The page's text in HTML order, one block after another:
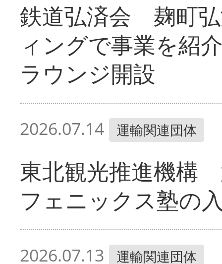
鉄道弘済会 麹町
ィングで事業を紹
ラウンジ開設
2026.07.14 運輸関連団体
東北観光推進機構
フェニックス塾の
2026.07.13 運輸関連団体